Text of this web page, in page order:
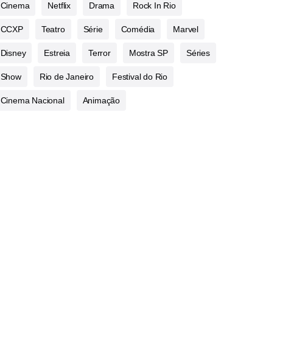
Cinema Netflix Drama Rock In Rio
CCXP Teatro Série Comédia Marvel
Disney Estreia Terror Mostra SP Séries
Show Rio de Janeiro Festival do Rio
Cinema Nacional Animação